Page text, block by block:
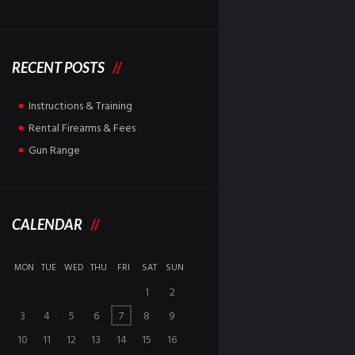
RECENT POSTS
Instructions & Training
Rental Firearms & Fees
Gun Range
CALENDAR
MON TUE WED THU FRI SAT SUN
1
2
3
4 5 6 7 8
9
10
11 12 13 14 15 16